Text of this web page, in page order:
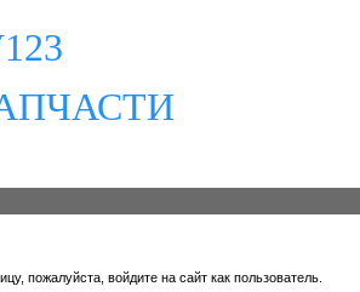
пожалуйста, войдите на сайт как пользователь.